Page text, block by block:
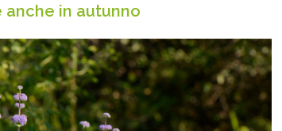
anche in autunno